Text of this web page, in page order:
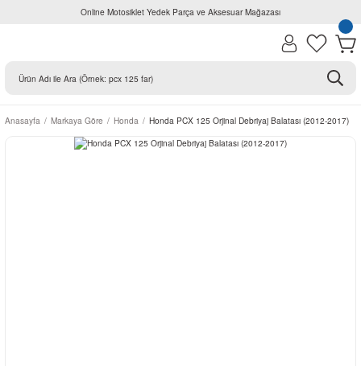
Online Motosiklet Yedek Parça ve Aksesuar Mağazası
Anasayfa Markaya Göre Honda Honda PCX 125 Orjinal Debriyaj Balatası (2012-2017)